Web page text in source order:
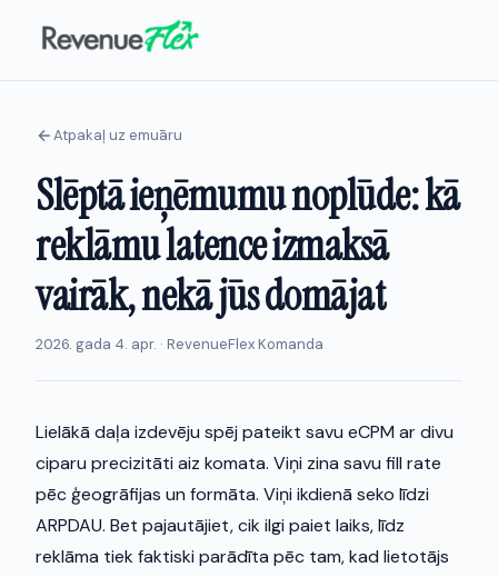
Atpakaļ uz emuāru
Slēptā ieņēmumu noplūde: kā
reklāmu latence izmaksā
vairāk, nekā jūs domājat
2026. gada 4. apr. · RevenueFlex Komanda
Lielākā daļa izdevēju spēj pateikt savu eCPM ar divu
ciparu precizitāti aiz komata. Viņi zina savu fill rate
pēc ģeogrāfijas un formāta. Viņi ikdienā seko līdzi
ARPDAU. Bet pajautājiet, cik ilgi paiet laiks, līdz
reklāma tiek faktiski parādīta pēc tam, kad lietotājs